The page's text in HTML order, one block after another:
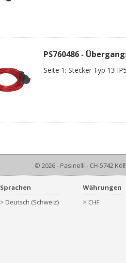
PS760486 -
Seite 1: Stecker Typ 13
© 2026 - Pasinelli - CH-5742
Sprachen
> Deutsch (Schweiz)
Währungen
> CHF